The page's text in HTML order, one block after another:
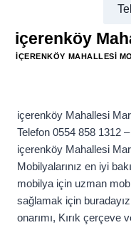
içerenköy
İÇERENKÖY MAHALLESI
içerenköy Mahallesi
Telefon 0554 858 1312
içerenköy Mahallesi
Mobilyalarınız en iyi
mobilya için uzman
sağlamak için
onarımı, Kırık çerçeve